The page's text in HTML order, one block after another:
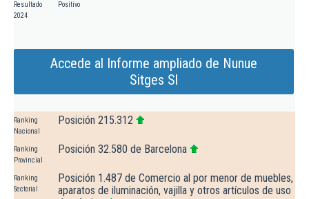
Resultado
2024
Positivo
Accede al Informe ampliado de Nunue
Sitges Sl
Ranking
Nacional
Posición 215.312
Ranking
Provincial
Posición 32.580 de Barcelona
Ranking
Sectorial
Posición 1.487 de Comercio al por menor de muebles,
aparatos de iluminación, vajilla y otros artículos de uso